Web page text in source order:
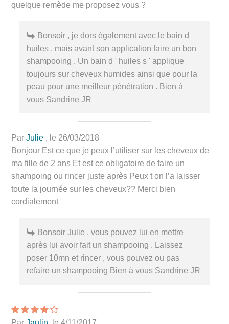
quelque remède me proposez vous ?
Bonsoir , je dors également avec le bain d
huiles , mais avant son application faire un bon
shampooing . Un bain d ' huiles s ' applique
toujours sur cheveux humides ainsi que pour la
peau pour une meilleur pénétration . Bien à
vous Sandrine JR
ParJulie , le 26/03/2018
Bonjour Est ce que je peux l’utiliser sur les cheveux de
ma fille de 2 ans Et est ce obligatoire de faire un
shampoing ou rincer juste après Peux t on l’a laisser
toute la journée sur les cheveux?? Merci bien
cordialement
Bonsoir Julie , vous pouvez lui en mettre
après lui avoir fait un shampooing . Laissez
poser 10mn et rincer , vous pouvez ou pas
refaire un shampooing Bien à vous Sandrine JR